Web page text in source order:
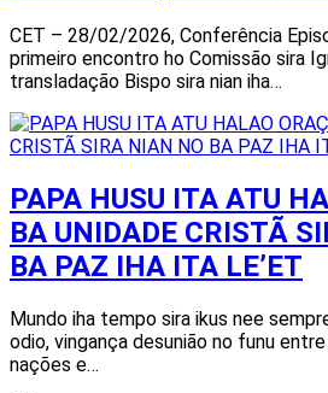
CET – 28/02/2026, Conferência
primeiro encontro ho Comissão sira
transladação Bispo sira nian iha…
PAPA HUSU ITA ATU
BA UNIDADE CRISTÃ
BA PAZ IHA ITA LE’ET
Mundo iha tempo sira ikus nee
odio, vingança desunião no funu
nações e…